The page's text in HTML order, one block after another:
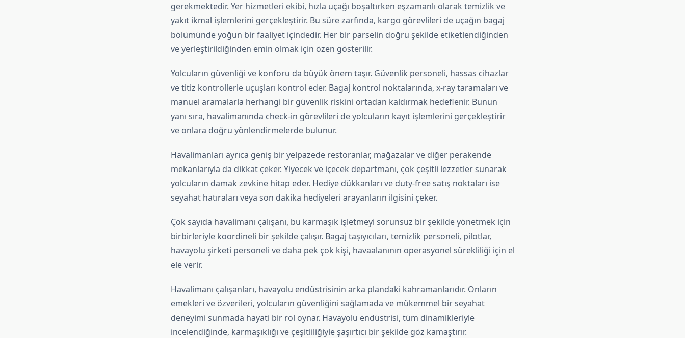
gerekmektedir. Yer hizmetleri ekibi, hızla uçağı boşaltırken eşzamanlı olarak temizlik ve
yakıt ikmal işlemlerini gerçekleştirir. Bu süre zarfında, kargo görevlileri de uçağın bagaj
bölümünde yoğun bir faaliyet içindedir. Her bir parselin doğru şekilde etiketlendiğinden
ve yerleştirildiğinden emin olmak için özen gösterilir.
Yolcuların güvenliği ve konforu da büyük önem taşır. Güvenlik personeli, hassas cihazlar
ve titiz kontrollerle uçuşları kontrol eder. Bagaj kontrol noktalarında, x-ray taramaları ve
manuel aramalarla herhangi bir güvenlik riskini ortadan kaldırmak hedeflenir. Bunun
yanı sıra, havalimanında check-in görevlileri de yolcuların kayıt işlemlerini gerçekleştirir
ve onlara doğru yönlendirmelerde bulunur.
Havalimanları ayrıca geniş bir yelpazede restoranlar, mağazalar ve diğer perakende
mekanlarıyla da dikkat çeker. Yiyecek ve içecek departmanı, çok çeşitli lezzetler sunarak
yolcuların damak zevkine hitap eder. Hediye dükkanları ve duty-free satış noktaları ise
seyahat hatıraları veya son dakika hediyeleri arayanların ilgisini çeker.
Çok sayıda havalimanı çalışanı, bu karmaşık işletmeyi sorunsuz bir şekilde yönetmek için
birbirleriyle koordineli bir şekilde çalışır. Bagaj taşıyıcıları, temizlik personeli, pilotlar,
havayolu şirketi personeli ve daha pek çok kişi, havaalanının operasyonel sürekliliği için el
ele verir.
Havalimanı çalışanları, havayolu endüstrisinin arka plandaki kahramanlarıdır. Onların
emekleri ve özverileri, yolcuların güvenliğini sağlamada ve mükemmel bir seyahat
deneyimi sunmada hayati bir rol oynar. Havayolu endüstrisi, tüm dinamikleriyle
incelendiğinde, karmaşıklığı ve çeşitliliğiyle şaşırtıcı bir şekilde göz kamaştırır.